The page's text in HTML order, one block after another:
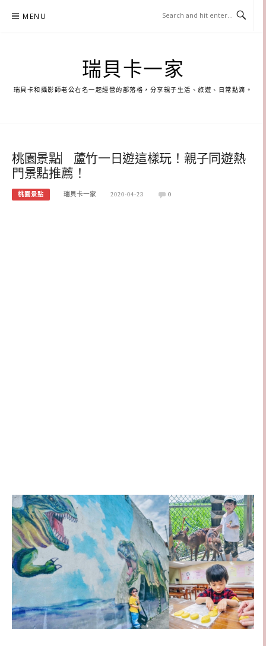
MENU
瑞貝卡一家
瑞貝卡和攝影師老公右名一起經營的部落格，分享親子生活、旅遊、日常點滴。
桃園景點︳蘆竹一日遊這樣玩！親子同遊熱
門景點推薦！
桃園景點 瑞貝卡一家 2020-04-23 0